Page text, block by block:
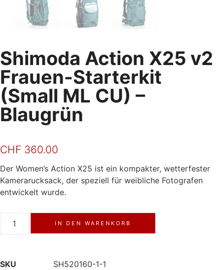
Shimoda Action X25 v2
Frauen-Starterkit
(Small ML CU) –
Blaugrün
CHF 360.00
Der Women’s Action X25 ist ein kompakter, wetterfester
Kamerarucksack, der speziell für weibliche Fotografen
entwickelt wurde.
IN DEN WARENKORB
SKU
SH520160-1-1